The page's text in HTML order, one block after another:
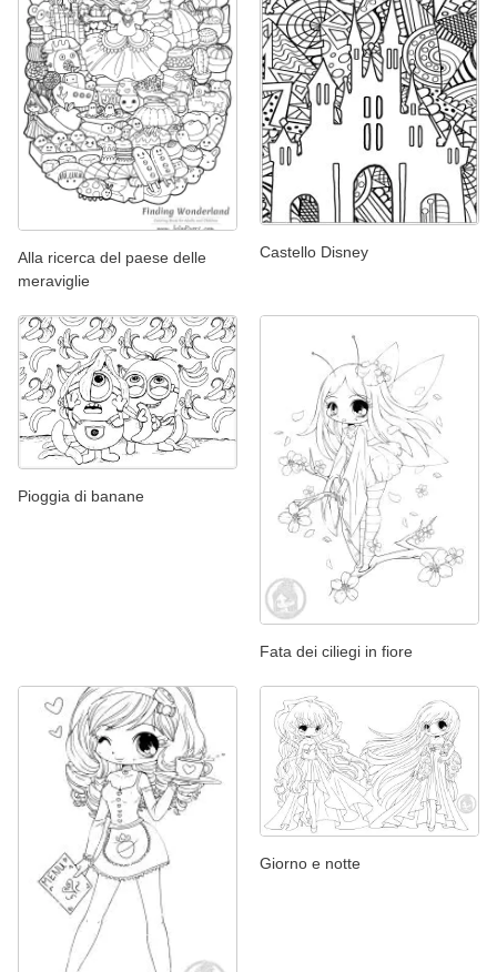
Alla ricerca del paese delle
meraviglie
Castello Disney
Pioggia di banane
Fata dei ciliegi in fiore
Giorno e notte